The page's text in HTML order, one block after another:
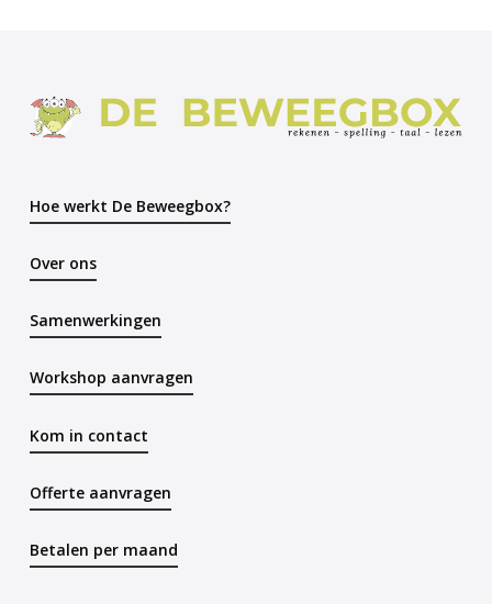
Hoe werkt De Beweegbox?
Over ons
Samenwerkingen
Workshop aanvragen
Kom in contact
Offerte aanvragen
Betalen per maand